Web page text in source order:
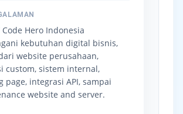
Code Hero Indonesia
kebutuhan digital bisnis,
website perusahaan,
custom, sistem internal,
page, integrasi API, sampai
website and server.